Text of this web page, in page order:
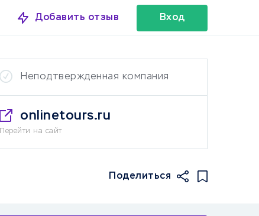
Добавить отзыв Вход
Неподтвержденная компания
onlinetours.ru
Перейти на сайт
Поделиться